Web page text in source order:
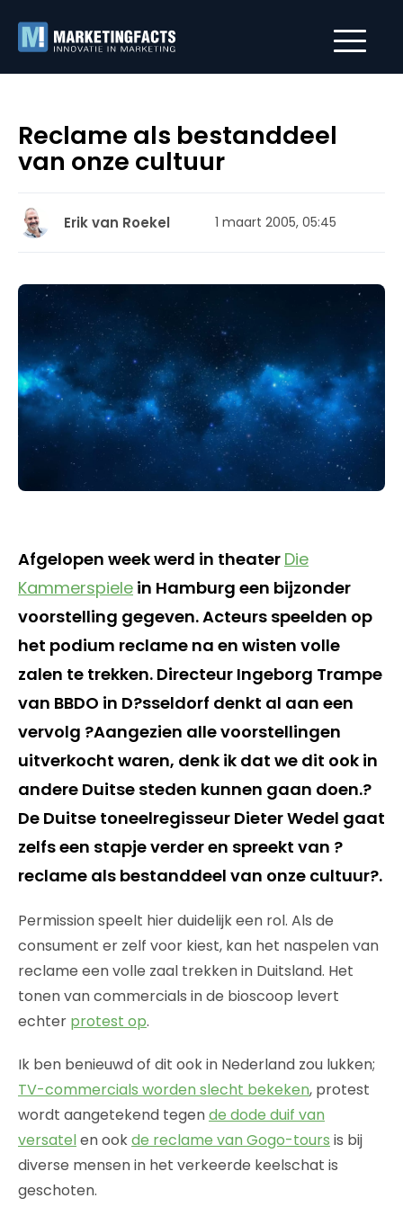
Reclame als bestanddeel
van onze cultuur
Erik van Roekel 1 maart 2005, 05:45
Afgelopen week werd in theater Die
Kammerspiele in Hamburg een bijzonder
voorstelling gegeven. Acteurs speelden op
het podium reclame na en wisten volle
zalen te trekken. Directeur Ingeborg Trampe
van BBDO in D?sseldorf denkt al aan een
vervolg ?Aangezien alle voorstellingen
uitverkocht waren, denk ik dat we dit ook in
andere Duitse steden kunnen gaan doen.?
De Duitse toneelregisseur Dieter Wedel gaat
zelfs een stapje verder en spreekt van ?
reclame als bestanddeel van onze cultuur?.
Permission speelt hier duidelijk een rol. Als de
consument er zelf voor kiest, kan het naspelen van
reclame een volle zaal trekken in Duitsland. Het
tonen van commercials in de bioscoop levert
echter protest op.
Ik ben benieuwd of dit ook in Nederland zou lukken;
TV-commercials worden slecht bekeken, protest
wordt aangetekend tegende dode duif van
versatelen ookde reclame van Gogo-tours is bij
diverse mensen in het verkeerde keelschat is
geschoten.